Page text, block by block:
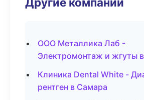
ООО Металлика Лаб -
Электромонтаж и жгуты
Клиника Dental White -
рентген в Самара